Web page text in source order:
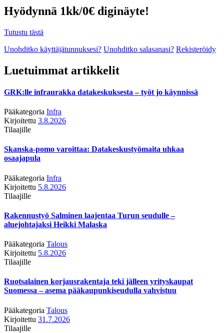
Hyödynnä 1kk/0€ diginäyte!
Tutustu tästä
Unohditko käyttäjätunnuksesi? Unohditko salasanasi? Rekisteröidy
Luetuimmat artikkelit
GRK:lle infraurakka datakeskuksesta – työt jo käynnissä
Pääkategoria Infra
Kirjoitettu 3.8.2026
Tilaajille
Skanska-pomo varoittaa: Datakeskustyömaita uhkaa
osaajapula
Pääkategoria Infra
Kirjoitettu 5.8.2026
Tilaajille
Rakennustyö Salminen laajentaa Turun seudulle –
aluejohtajaksi Heikki Malaska
Pääkategoria Talous
Kirjoitettu 5.8.2026
Tilaajille
Ruotsalainen korjausrakentaja teki jälleen yrityskaupat
Suomessa – asema pääkaupunkiseudulla vahvistuu
Pääkategoria Talous
Kirjoitettu 31.7.2026
Tilaajille